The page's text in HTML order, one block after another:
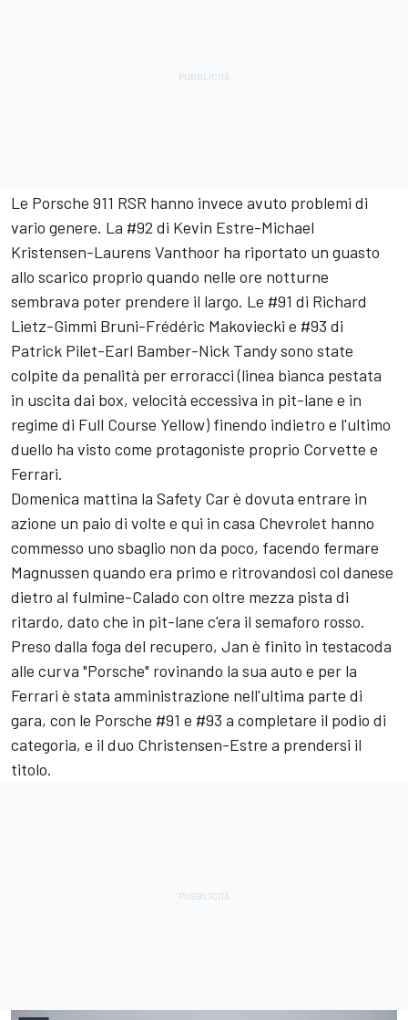
Le Porsche 911 RSR hanno invece avuto problemi di
vario genere. La #92 di Kevin Estre-Michael
Kristensen-Laurens Vanthoor ha riportato un guasto
allo scarico proprio quando nelle ore notturne
sembrava poter prendere il largo. Le #91 di Richard
Lietz-Gimmi Bruni-Frédéric Makoviecki e #93 di
Patrick Pilet-Earl Bamber-Nick Tandy sono state
colpite da penalità per erroracci (linea bianca pestata
in uscita dai box, velocità eccessiva in pit-lane e in
regime di Full Course Yellow) finendo indietro e l'ultimo
duello ha visto come protagoniste proprio Corvette e
Ferrari.
Domenica mattina la Safety Car è dovuta entrare in
azione un paio di volte e qui in casa Chevrolet hanno
commesso uno sbaglio non da poco, facendo fermare
Magnussen quando era primo e ritrovandosi col danese
dietro al fulmine-Calado con oltre mezza pista di
ritardo, dato che in pit-lane c'era il semaforo rosso.
Preso dalla foga del recupero, Jan è finito in testacoda
alle curva "Porsche" rovinando la sua auto e per la
Ferrari è stata amministrazione nell'ultima parte di
gara, con le Porsche #91 e #93 a completare il podio di
categoria, e il duo Christensen-Estre a prendersi il
titolo.